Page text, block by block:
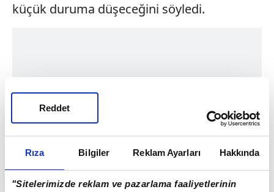
Rıza Bilgiler Reklam Ayarları Hakkında
"Sitelerimizde reklam ve pazarlama faaliyetlerinin
Reddet
küçük duruma düşeceğini söyledi.